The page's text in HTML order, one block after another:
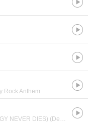
Rock Anthem
DIES) (Deluxe Version)